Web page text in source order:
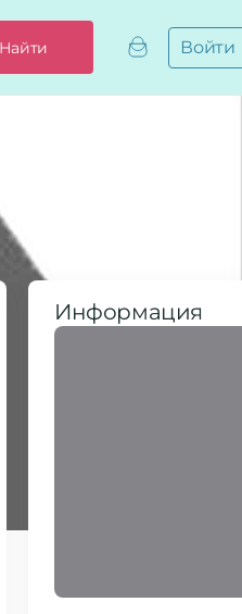
Найти
Добавить,
Войти
Информация